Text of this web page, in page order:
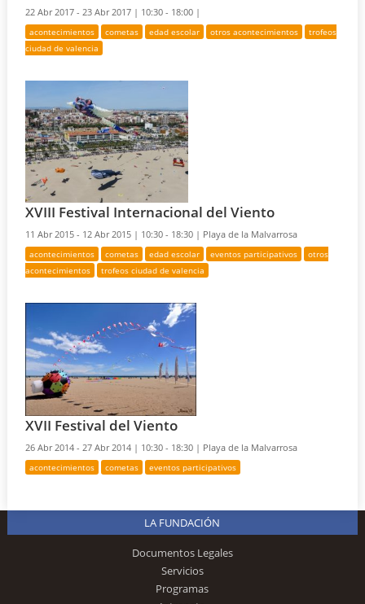
22 Abr 2017 - 23 Abr 2017 | 10:30 - 18:00 |
acontecimientos cometas edad escolar otros acontecimientos
trofeos
ciudad de valencia
XVIII Festival Internacional del Viento
11 Abr 2015 - 12 Abr 2015 | 10:30 - 18:30 | Playa de la Malvarrosa
acontecimientos cometas edad escolar eventos participativos
otros
acontecimientos
trofeos ciudad de valencia
XVII Festival del Viento
26 Abr 2014 - 27 Abr 2014 | 10:30 - 18:30 | Playa de la Malvarrosa
acontecimientos cometas eventos participativos
LA FUNDACIÓN
Documentos Legales
Servicios
Programas